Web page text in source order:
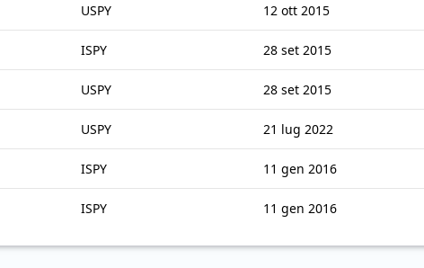
USPY 12 ott 2015
ISPY 28 set 2015
USPY 28 set 2015
USPY 21 lug 2022
ISPY 11 gen 2016
ISPY 11 gen 2016